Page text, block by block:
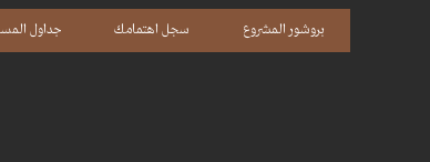
بروشور المشروع سجل اهتمامك جداول